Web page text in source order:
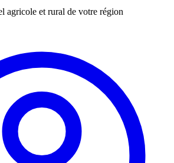
agricole et rural de votre région